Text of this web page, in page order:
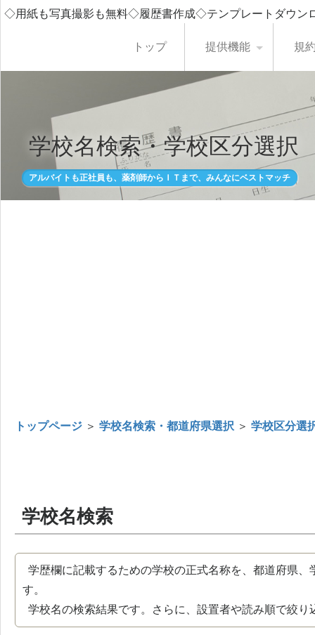
◇用紙も写真撮影も無料◇履歴書作成◇テンプレートダウ
トップ 提供機能 規
学校名検索・学校区分選択
アルバイトも正社員も、薬剤師からＩＴまで、みんなにベストマッチ
トップページ ＞ 学校名検索・都道府県選択 ＞ 学校区分選
学校名検索
学歴欄に記載するための学校の正式名称を、都道府県
す。
学校名の検索結果です。さらに、設置者や読み順で絞り